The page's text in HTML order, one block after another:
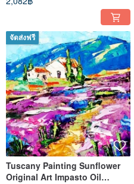
จัดส่งฟรี
Tuscany Painting Sunflower
Original Art Impasto Oil